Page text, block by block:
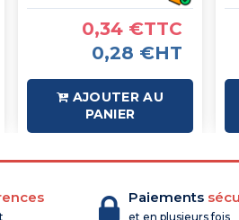
0,34 €TTC
0,28 €HT
AJOUTER AU
PANIER
Paiements
et en plusieurs fois